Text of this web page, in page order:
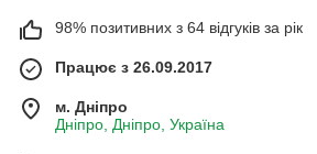
98% позитивних з 64 відгуків за рік
Працює з 26.09.2017
м. Дніпро
Дніпро, Дніпро, Україна